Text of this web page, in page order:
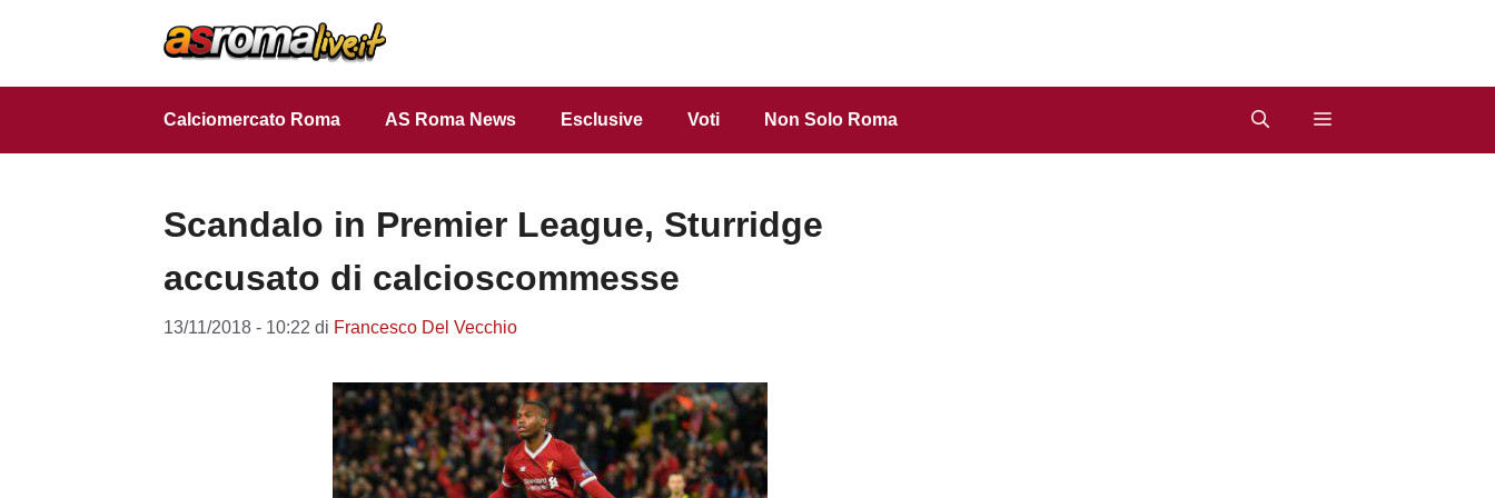
Calciomercato Roma AS Roma News Esclusive Voti Non Solo Roma
Scandalo in Premier League, Sturridge
accusato di calcioscommesse
13/11/2018 - 10:22 di Francesco Del Vecchio